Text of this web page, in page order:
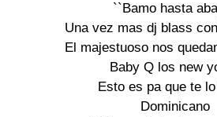
``Bamo hasta
Una vez mas dj blass
El majestuoso nos
Baby Q los new
Esto es pa que te
Dominicano